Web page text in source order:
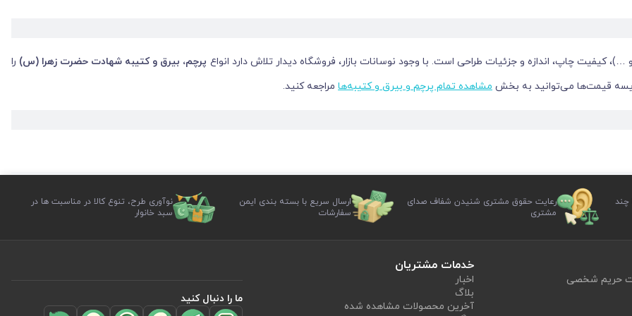
کیفیت چاپ، اندازه و جزئیات طراحی است. با وجود نوسانات بازار، فروشگاه دیدار تلاش دارد انواع پرچم، بیرق و کتیبه شهادت حضرت زهرا (س) را
قیمت‌ها می‌توانید به بخش مشاهده تمام پرچم و بیرق و کتیبه‌ها مراجعه کنید.
برای کودکان، همه در مجموعه دیدار موجود است. طراحی‌ها با دقت بالا و بهره‌گیری از اشعار و عبارات فاخر انجام می‌شود تا علاوه بر زیبایی،
دریافت کنید. ارسال سفارش‌ها از طریق پست، چاپار، پیک یا تحویل حضوری انجام می‌شود.
چند
رعایت حقوق مشتری شنیدن شفاف صدای
مشتری
ارسال سریع با بسته بندی ایمن
سفارشات
نوآوری طرح، تنوع کالا در مناسبت ها در
سبد خانوار
حریم شخصی
خدمات مشتریان
اخبار
بلاگ
آخرین محصولات مشاهده شده
ما را دنبال کنید